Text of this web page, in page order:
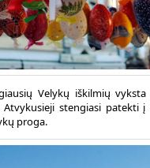
Velykų iškilmių
stengiasi patekti į
proga.